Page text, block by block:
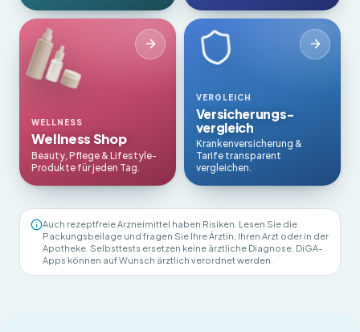
WELLNESS
Wellness Shop
Beauty, Pflege & Lifestyle-
Produkte für jeden Tag.
VERGLEICH
Versicherungs­
vergleich
Krankenversicherung &
Tarife transparent
vergleichen.
Auch rezeptfreie Arzneimittel haben Risiken. Lesen Sie die
Packungsbeilage und fragen Sie Ihre Ärztin, Ihren Arzt oder in der
Apotheke. Selbsttests ersetzen keine ärztliche Diagnose. DiGA-
Apps können auf Wunsch ärztlich verordnet werden.